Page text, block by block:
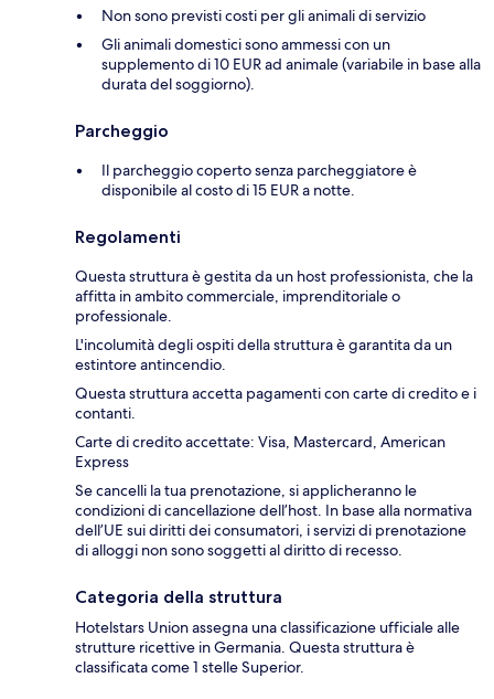
Non sono previsti costi per gli animali di servizio
Gli animali domestici sono ammessi con un
supplemento di 10 EUR ad animale (variabile in base alla
durata del soggiorno).
Parcheggio
Il parcheggio coperto senza parcheggiatore è
disponibile al costo di 15 EUR a notte.
Regolamenti
Questa struttura è gestita da un host professionista, che la
affitta in ambito commerciale, imprenditoriale o
professionale.
L'incolumità degli ospiti della struttura è garantita da un
estintore antincendio.
Questa struttura accetta pagamenti con carte di credito e i
contanti.
Carte di credito accettate: Visa, Mastercard, American
Express
Se cancelli la tua prenotazione, si applicheranno le
condizioni di cancellazione dell’host. In base alla normativa
dell’UE sui diritti dei consumatori, i servizi di prenotazione
di alloggi non sono soggetti al diritto di recesso.
Categoria della struttura
Hotelstars Union assegna una classificazione ufficiale alle
strutture ricettive in Germania. Questa struttura è
classificata come 1 stelle Superior.